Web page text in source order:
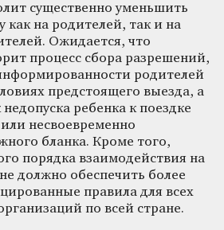
существенно уменьшить
как на родителей, так и на
Ожидается, что
процесс сбора разрешений,
родителей
предстоящего выезда, а
ребенка к поездке
несвоевременно
бланка. Кроме того,
порядка взаимодействия на
должно обеспечить более
правила для всех
по всей стране.